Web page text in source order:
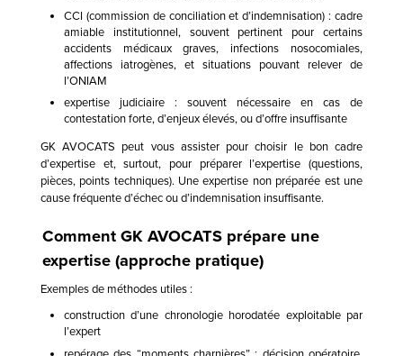
CCI (commission de conciliation et d’indemnisation) : cadre
amiable institutionnel, souvent pertinent pour certains
accidents médicaux graves, infections nosocomiales,
affections iatrogènes, et situations pouvant relever de
l’ONIAM
expertise judiciaire : souvent nécessaire en cas de
contestation forte, d’enjeux élevés, ou d’offre insuffisante
GK AVOCATS peut vous assister pour choisir le bon cadre
d’expertise et, surtout, pour préparer l’expertise (questions,
pièces, points techniques). Une expertise non préparée est une
cause fréquente d’échec ou d’indemnisation insuffisante.
Comment GK AVOCATS prépare une
expertise (approche pratique)
Exemples de méthodes utiles :
construction d’une chronologie horodatée exploitable par
l’expert